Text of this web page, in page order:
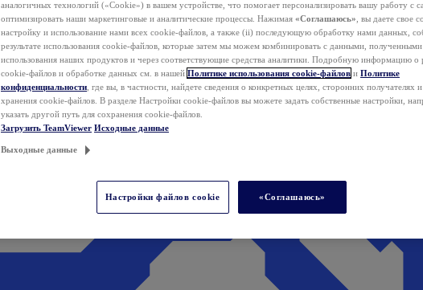
аналогичных технологий («Cookie») в вашем устройстве, что помогает персонализировать вашу работу с
оптимизировать наши маркетинговые и аналитические процессы. Нажимая «Соглашаюсь» , вы даете свое
настройку и использование нами всех cookie-файлов, а также (ii) последующую обработку нами данных,
результате использования cookie-файлов, которые затем мы можем комбинировать с данными, полученными
использования наших продуктов и через соответствующие средства аналитики. Подробную информацию о
cookie-файлов и обработке данных см. в нашей Политике использования cookie-файлов и Политике
конфиденциальности , где вы, в частности, найдете сведения о конкретных целях, сторонних получателях
хранения cookie-файлов. В разделе Настройки cookie-файлов вы можете задать собственные настройки,
указать другой путь для сохранения cookie-файлов.
Загрузить TeamViewer Исходные данные
Выходные данные
Настройки файлов cookie «Соглашаюсь»